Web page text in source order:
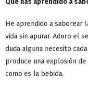
Qué has aprendido a
He aprendido a saborear
vida sin apurar. Adoro el
duda alguna necesito
produce una explosión
como es la bebida.